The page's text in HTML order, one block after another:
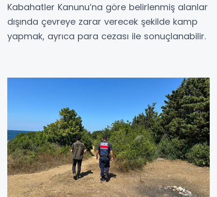
Kabahatler Kanunu’na göre belirlenmiş alanlar
dışında çevreye zarar verecek şekilde kamp
yapmak, ayrıca para cezası ile sonuçlanabilir.